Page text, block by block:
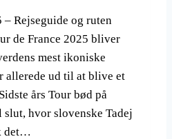
– Rejseguide og ruten
de France 2025 bliver
mest ikoniske
allerede ud til at blive et
års Tour bød på
hvor slovenske Tadej
det…